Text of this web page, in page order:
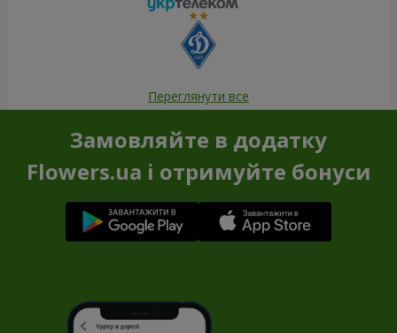
Переглянути все
Замовляйте в додатку
Flowers.ua і отримуйте бонуси